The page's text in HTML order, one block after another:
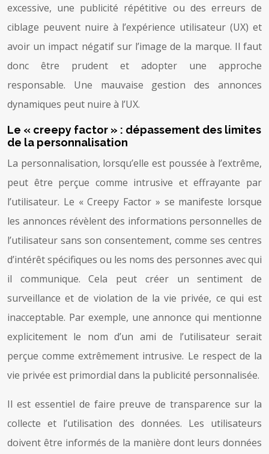
excessive, une publicité répétitive ou des erreurs de
ciblage peuvent nuire à l’expérience utilisateur (UX) et
avoir un impact négatif sur l’image de la marque. Il faut
donc être prudent et adopter une approche
responsable. Une mauvaise gestion des annonces
dynamiques peut nuire à l’UX.
Le « creepy factor » : dépassement des limites
de la personnalisation
La personnalisation, lorsqu’elle est poussée à l’extrême,
peut être perçue comme intrusive et effrayante par
l’utilisateur. Le « Creepy Factor » se manifeste lorsque
les annonces révèlent des informations personnelles de
l’utilisateur sans son consentement, comme ses centres
d’intérêt spécifiques ou les noms des personnes avec qui
il communique. Cela peut créer un sentiment de
surveillance et de violation de la vie privée, ce qui est
inacceptable. Par exemple, une annonce qui mentionne
explicitement le nom d’un ami de l’utilisateur serait
perçue comme extrêmement intrusive. Le respect de la
vie privée est primordial dans la publicité personnalisée.
Il est essentiel de faire preuve de transparence sur la
collecte et l’utilisation des données. Les utilisateurs
doivent être informés de la manière dont leurs données